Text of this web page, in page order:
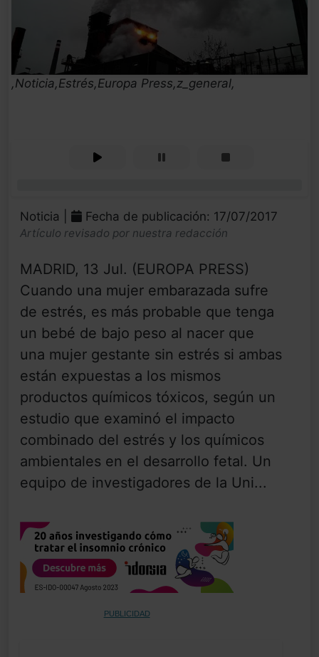
,Noticia,Estrés,Europa Press,z_general,
Noticia | Fecha de publicación: 17/07/2017
Artículo revisado por nuestra redacción
MADRID, 13 Jul. (EUROPA PRESS)
Cuando una mujer embarazada sufre
de estrés, es más probable que tenga
un bebé de bajo peso al nacer que
una mujer gestante sin estrés si ambas
están expuestas a los mismos
productos químicos tóxicos, según un
estudio que examinó el impacto
combinado del estrés y los químicos
ambientales en el desarrollo fetal. Un
equipo de investigadores de la Uni...
PUBLICIDAD